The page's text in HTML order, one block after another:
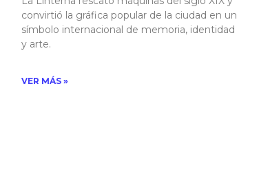
convirtió la gráfica popular de la ciudad en un
símbolo internacional de memoria, identidad
y arte.​
VER MÁS »